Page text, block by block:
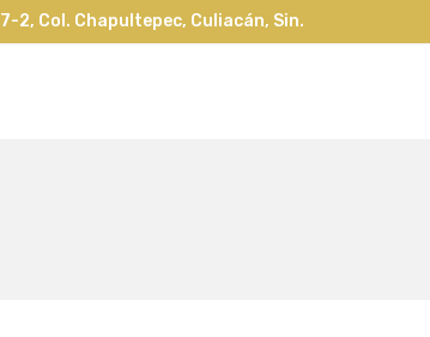
2, Col. Chapultepec, Culiacán, Sin.